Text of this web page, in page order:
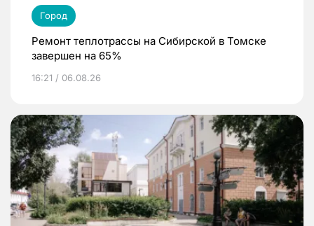
Город
Ремонт теплотрассы на Сибирской в Томске
завершен на 65%
16:21 / 06.08.26